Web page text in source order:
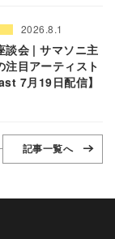
2026.8.1
談会 | サマソニ主
目アーティスト
7月19日配信】
記事一覧へ